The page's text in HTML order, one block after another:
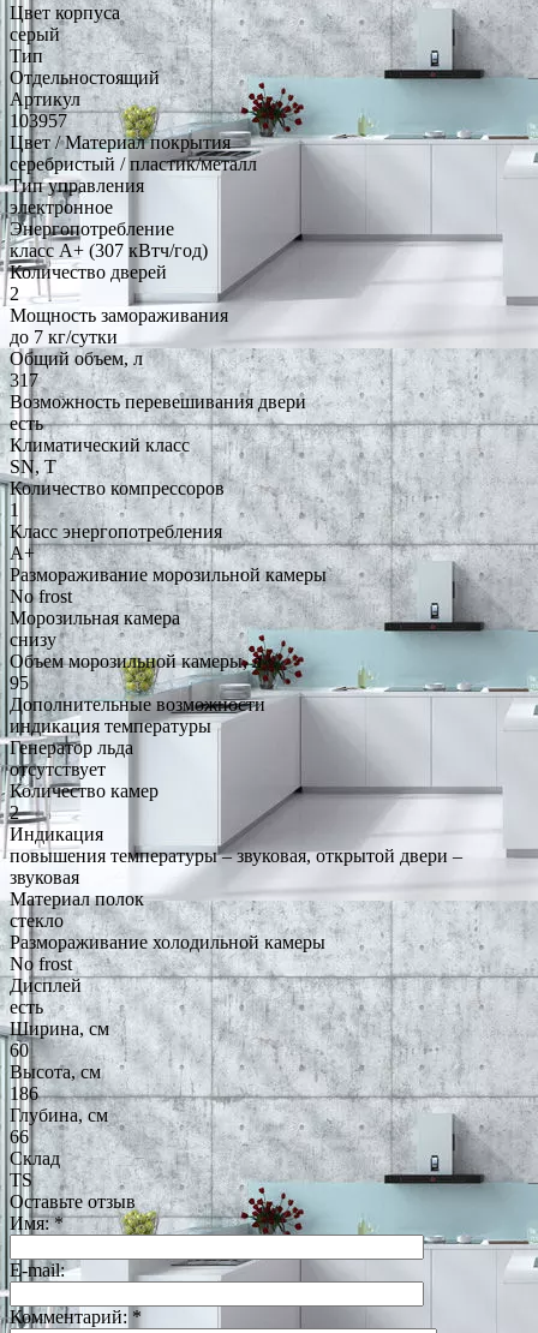
Цвет корпуса
серый
Тип
Отдельностоящий
Артикул
103957
Цвет / Материал покрытия
серебристый / пластик/металл
Тип управления
электронное
Энергопотребление
класс A+ (307 кВтч/год)
Количество дверей
2
Мощность замораживания
до 7 кг/cутки
Общий объем, л
317
Возможность перевешивания двери
есть
Климатический класс
SN, T
Количество компрессоров
1
Класс энергопотребления
A+
Размораживание морозильной камеры
No frost
Морозильная камера
снизу
Объем морозильной камеры, л
95
Дополнительные возможности
индикация температуры
Генератор льда
отсутствует
Количество камер
2
Индикация
повышения температуры – звуковая, открытой двери –
звуковая
Материал полок
стекло
Размораживание холодильной камеры
No frost
Дисплей
есть
Ширина, см
60
Высота, см
186
Глубина, см
66
Склад
TS
Оставьте отзыв
Имя:*
E-mail:
Комментарий: *